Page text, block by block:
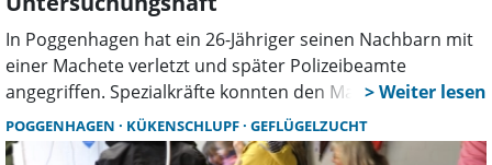
In Poggenhagen hat ein 26-Jähriger seinen Nachbarn mit
einer Machete verletzt und später Polizeibeamte
angegriffen. Spezialkräfte konnten den Mann nur mit
einem Taser überwältigen. Inzwischen sitzt der
Tatverdächtige in Untersuchungshaft.
POGGENHAGEN KÜKENSCHLUPF GEFLÜGELZUCHT